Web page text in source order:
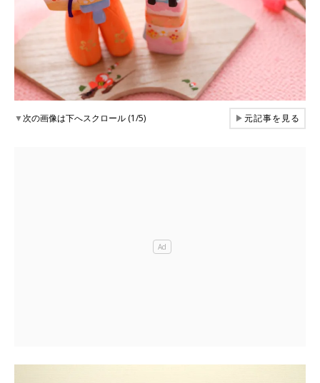
▼次の画像は下へスクロール (1/5) ▶元記事を見る